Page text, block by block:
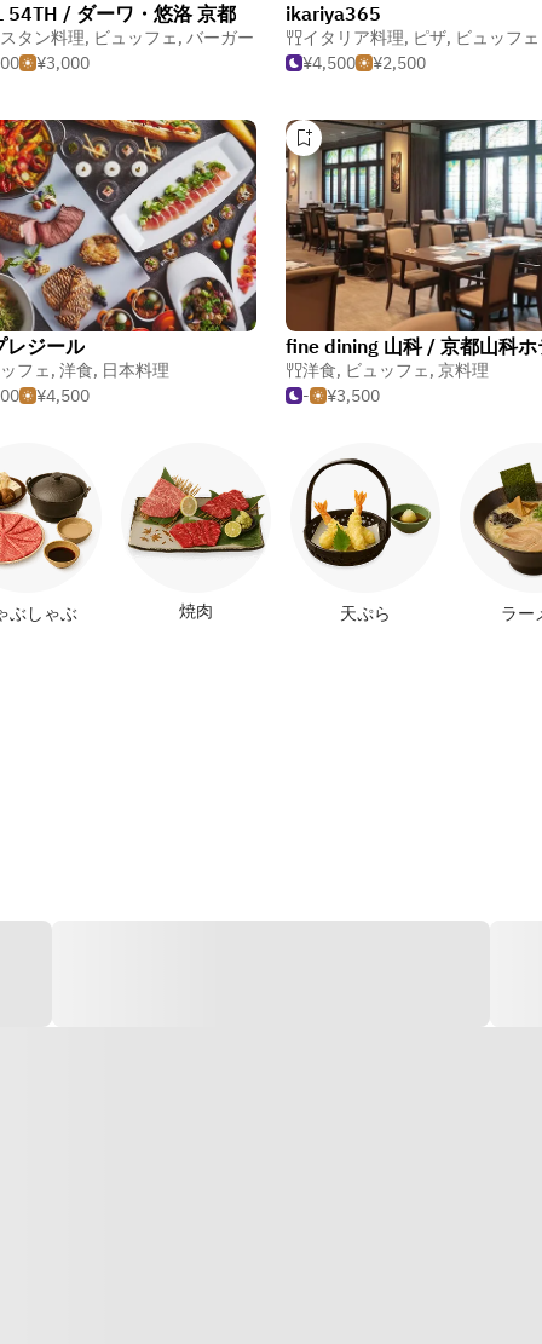
54TH / ダーワ・悠洛 京都
タン料理, ビュッフェ, バーガー
¥3,000
ikariya365
イタリア料理, ピザ, ビュッフェ
¥4,500
¥2,500
レジール
フェ, 洋食, 日本料理
¥4,500
洋食, ビュッフェ, 京料理
-
¥3,500
ぶしゃぶ 焼肉 天ぷら ラー